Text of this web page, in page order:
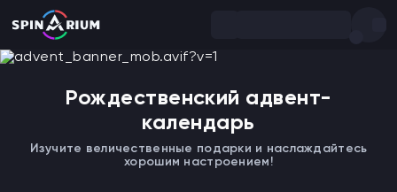
Рождественский адвент-
календарь
Изучите величественные подарки и наслаждайтесь
хорошим настроением!